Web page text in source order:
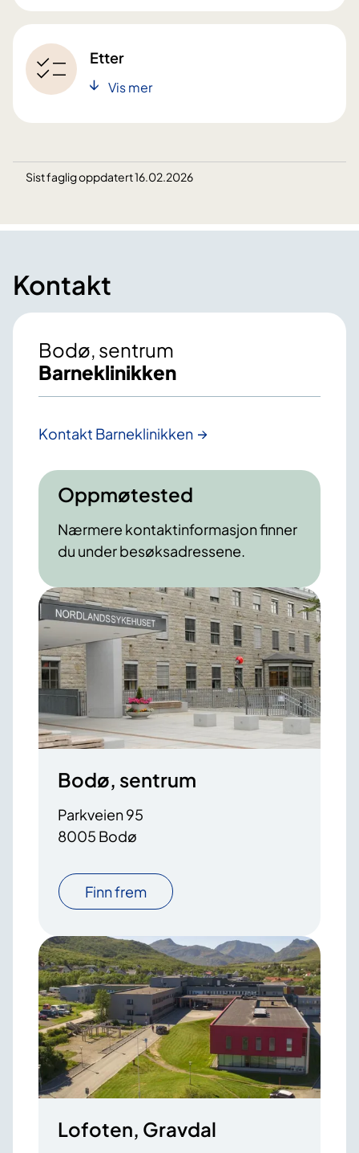
Etter
Vis mer
Sist faglig oppdatert 16.02.2026
Kontakt
Bodø, sentrum
Barneklinikken
Kontakt Barneklinikken
Oppmøtested
Nærmere kontaktinformasjon finner
du under besøksadressene.
Bodø, sentrum
Parkveien 95
8005 Bodø
Finn frem
Lofoten, Gravdal